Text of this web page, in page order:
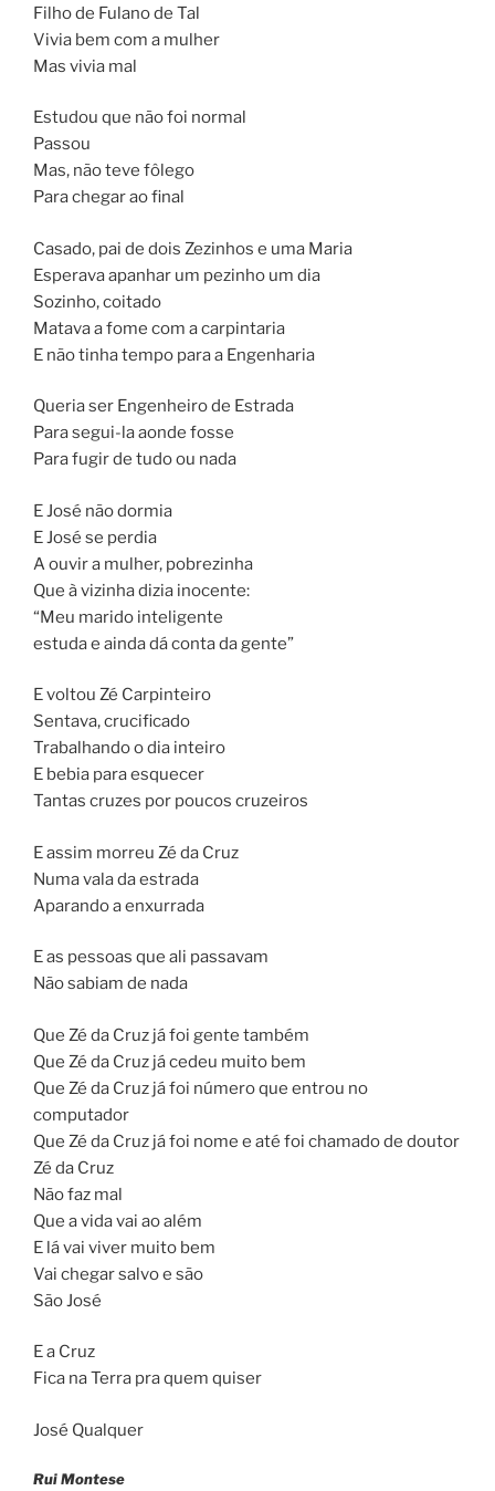
Filho de Fulano de Tal
Vivia bem com a mulher
Mas vivia mal
Estudou que não foi normal
Passou
Mas, não teve fôlego
Para chegar ao final
Casado, pai de dois Zezinhos e uma Maria
Esperava apanhar um pezinho um dia
Sozinho, coitado
Matava a fome com a carpintaria
E não tinha tempo para a Engenharia
Queria ser Engenheiro de Estrada
Para segui-la aonde fosse
Para fugir de tudo ou nada
E José não dormia
E José se perdia
A ouvir a mulher, pobrezinha
Que à vizinha dizia inocente:
“Meu marido inteligente
estuda e ainda dá conta da gente”
E voltou Zé Carpinteiro
Sentava, crucificado
Trabalhando o dia inteiro
E bebia para esquecer
Tantas cruzes por poucos cruzeiros
E assim morreu Zé da Cruz
Numa vala da estrada
Aparando a enxurrada
E as pessoas que ali passavam
Não sabiam de nada
Que Zé da Cruz já foi gente também
Que Zé da Cruz já cedeu muito bem
Que Zé da Cruz já foi número que entrou no
computador
Que Zé da Cruz já foi nome e até foi chamado de doutor
Zé da Cruz
Não faz mal
Que a vida vai ao além
E lá vai viver muito bem
Vai chegar salvo e são
São José
E a Cruz
Fica na Terra pra quem quiser
José Qualquer
Rui Montese